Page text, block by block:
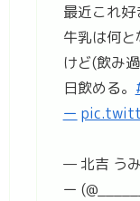
最近これ好
牛乳は何
けど(飲み
日飲める。
ー
— 北吉 う
ー